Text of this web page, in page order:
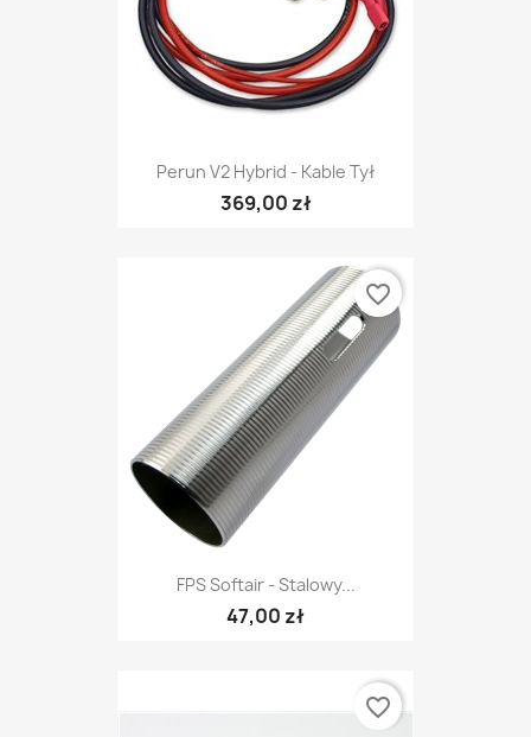
Perun V2 Hybrid - Kable Tył
369,00 zł
FPS Softair - Stalowy...
47,00 zł
favorite_border
favorite_border